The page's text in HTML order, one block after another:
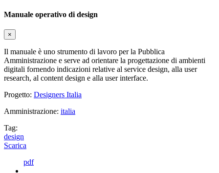
Manuale operativo di design
×
Il manuale è uno strumento di lavoro per la Pubblica
Amministrazione e serve ad orientare la progettazione di ambienti
digitali fornendo indicazioni relative al service design, alla user
research, al content design e alla user interface.
Progetto: Designers Italia
Amministrazione: italia
Tag:
design
Scarica
pdf